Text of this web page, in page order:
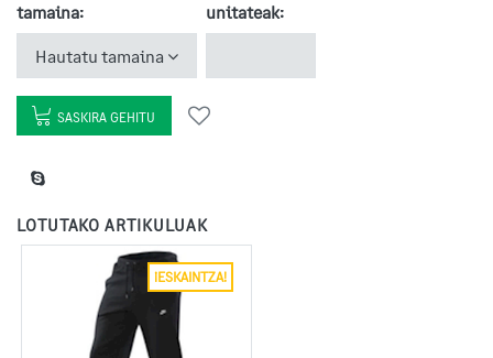
tamaina:
Hautatu tamaina
unitateak:
SASKIRA GEHITU
LOTUTAKO ARTIKULUAK
¡ESKAINTZA!